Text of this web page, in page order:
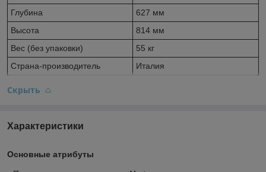
Глубина
627 мм
Высота
814 мм
Вес (без упаковки)
55 кг
Страна-производитель
Италия
Скрыть
Характеристики
Основные атрибуты